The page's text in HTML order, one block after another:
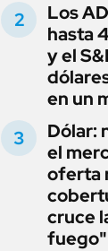
Los
hasta
y el
en un
Dólar:
el
oferta
cruce
fuego"